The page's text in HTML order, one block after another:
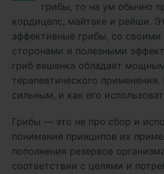
грибы, то на ум обычно
кордицепс, майтаке и рейши.
эффективные грибы, со
сторонами и полезными
гриб вешенка обладает
терапевтического
сильным, и как его
Грибы — это не про сбор и
понимание принципов их
пополнения резервов
соответствии с целями и